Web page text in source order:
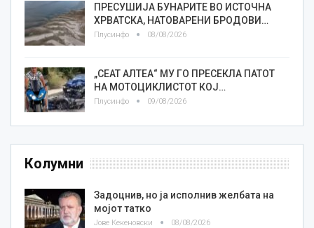
ПРЕСУШИЈА БУНАРИТЕ ВО ИСТОЧНА
ХРВАТСКА, НАТОВАРЕНИ БРОДОВИ…
Плусинфо 08/08/2026
„СЕАТ АЛТЕА“ МУ ГО ПРЕСЕКЛА ПАТОТ
НА МОТОЦИКЛИСТОТ КОЈ…
Плусинфо 09/08/2026
Колумни
Задоцнив, но ја исполнив желбата на
мојот татко
Јове Кекеновски 08/08/2026